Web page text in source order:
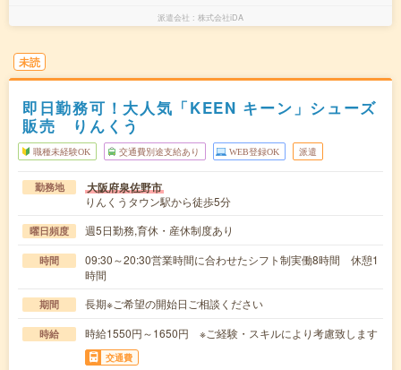
派遣会社 株式会社iDA
未読
即日勤務可！大人気「KEEN キーン」シューズ
販売 りんくう
職種未経験OK 交通費別途支給あり WEB登録OK 派遣
勤務地 大阪府泉佐野市
りんくうタウン駅から徒歩5分
曜日頻度 週5日勤務,育休・産休制度あり
時間
09:30～20:30営業時間に合わせたシフト制実働8時間 休憩1
時間
期間 長期※ご希望の開始日ご相談ください
時給 時給1550円～1650円 ※ご経験・スキルにより考慮致します
交通費